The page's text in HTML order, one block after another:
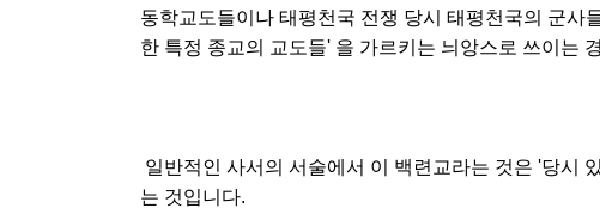
동학교도들이나 태평천국 전쟁 당시 태평천국의 군사
한 특정 종교의 교도들' 을 가르키는 늬앙스로 쓰이는
일반적인 사서의 서술에서 이 백련교라는 것은 '당시
는 것입니다.